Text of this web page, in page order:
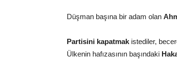
Düşman başına bir adam olan
Partisini kapatmak istediler,
Ülkenin hafızasının başındaki